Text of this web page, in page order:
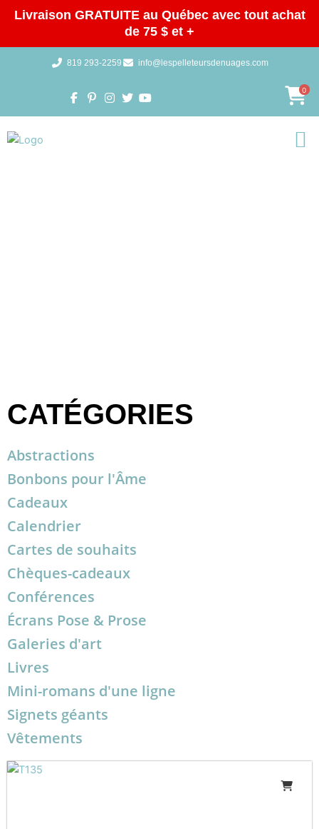
AllerLivraison GRATUITE au Québec avec tout achat
de 75 $ et +
819 293-2259 info@lespelleteursdenuages.com
0
CATÉGORIES
Abstractions
Bonbons pour l'Âme
Cadeaux
Calendrier
Cartes de souhaits
Chèques-cadeaux
Conférences
Écrans Pose & Prose
Galeries d'art
Livres
Mini-romans d'une ligne
Signets géants
Vêtements